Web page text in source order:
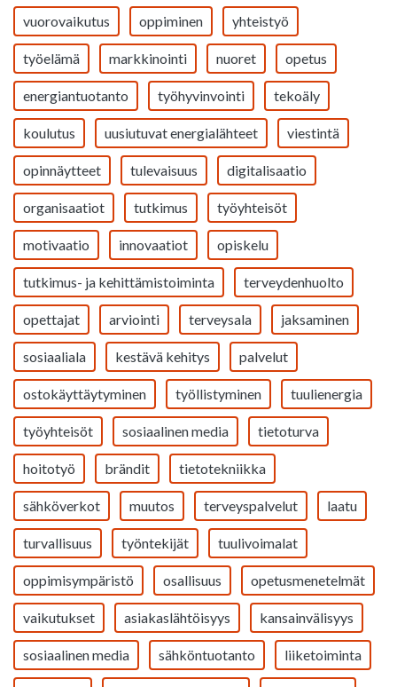
vuorovaikutus oppiminen yhteistyö
työelämä markkinointi nuoret opetus
energiantuotanto työhyvinvointi tekoäly
koulutus uusiutuvat energialähteet viestintä
opinnäytteet tulevaisuus digitalisaatio
organisaatiot tutkimus työyhteisöt
motivaatio innovaatiot opiskelu
tutkimus- ja kehittämistoiminta terveydenhuolto
opettajat arviointi terveysala jaksaminen
sosiaaliala kestävä kehitys palvelut
ostokäyttäytyminen työllistyminen tuulienergia
työyhteisöt sosiaalinen media tietoturva
hoitotyö brändit tietotekniikka
sähköverkot muutos terveyspalvelut laatu
turvallisuus työntekijät tuulivoimalat
oppimisympäristö osallisuus opetusmenetelmät
vaikutukset asiakaslähtöisyys kansainvälisyys
sosiaalinen media sähköntuotanto liiketoiminta